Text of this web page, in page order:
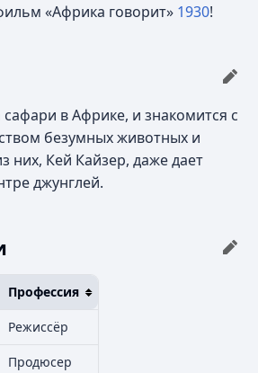
«Африка говорит» 1930!
в Африке, и знакомится с
безумных животных и
них, Кей Кайзер, даже дает
джунглей.
Профессия
Режиссёр
Продюсер